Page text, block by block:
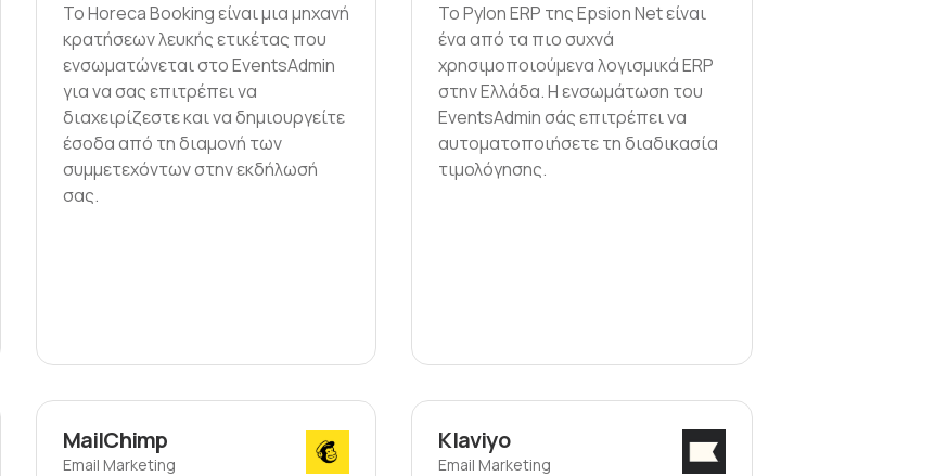
Το Horeca Booking είναι μια μηχανή
κρατήσεων λευκής ετικέτας που
ενσωματώνεται στο EventsAdmin
για να σας επιτρέπει να
διαχειρίζεστε και να δημιουργείτε
έσοδα από τη διαμονή των
συμμετεχόντων στην εκδήλωσή
σας.
Το Pylon ERP της Epsion Net είναι
ένα από τα πιο συχνά
χρησιμοποιούμενα λογισμικά ERP
στην Ελλάδα. Η ενσωμάτωση του
EventsAdmin σάς επιτρέπει να
αυτοματοποιήσετε τη διαδικασία
τιμολόγησης.
MailChimp
Email Marketing
Klaviyo
Email Marketing